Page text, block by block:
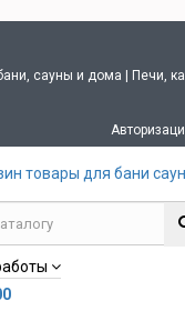
сауны и дома | Печи,